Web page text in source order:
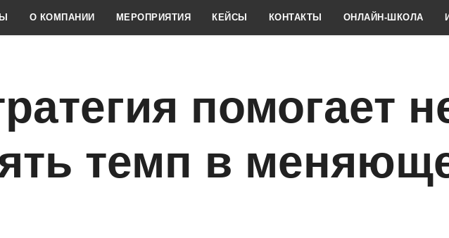
О КОМПАНИИ МЕРОПРИЯТИЯ КЕЙСЫ КОНТАКТЫ ОНЛАЙН-ШКОЛА
помогает
темп в